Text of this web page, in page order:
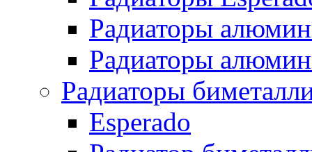
Радиаторы
Радиаторы
Радиаторы
Esperado